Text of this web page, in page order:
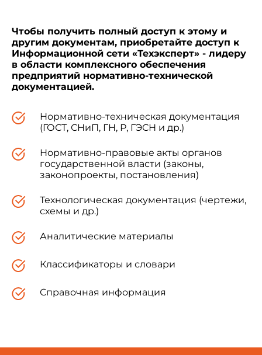
Чтобы получить полный доступ к этому и
другим документам, приобретайте доступ к
Информационной сети «Техэксперт» - лидеру
в области комплексного обеспечения
предприятий нормативно-технической
документацией.
Нормативно-техническая документация
(ГОСТ, СНиП, ГН, Р, ГЭСН и др.)
Нормативно-правовые акты органов
государственной власти (законы,
законопроекты, постановления)
Технологическая документация (чертежи,
схемы и др.)
Аналитические материалы
Классификаторы и словари
Справочная информация